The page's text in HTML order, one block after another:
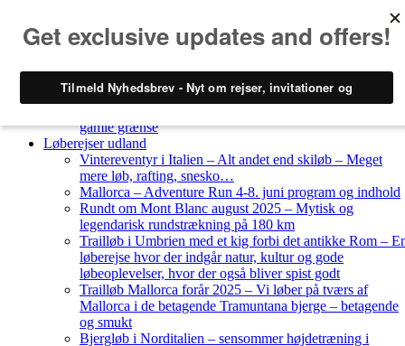
Løberejser Danmark
gamle grænse
Løberejser udland
Vintereventyr i Italien – Alt andet end skiløb – Meget
mere løb, rafting, snesko…
Mallorca – Adventure Run 4-8. juni program og indhold
Rundt om Mont Blanc august 2025 – Mytisk og
legendarisk rundstrækning på 180 km
Trailløb i Umbrien med et kig forbi det antikke Rom –
løberejse hvor der indgår natur, kultur og gode
løbeoplevelser, hvor der også bliver spist godt
Trailløb Mallorca forår 2025 – Vi løber på tværs af
Mallorca i de betagende Tramuntana bjerge – betagende
og smukt
Bjergløb i Norditalien – sensommer højdetræning i